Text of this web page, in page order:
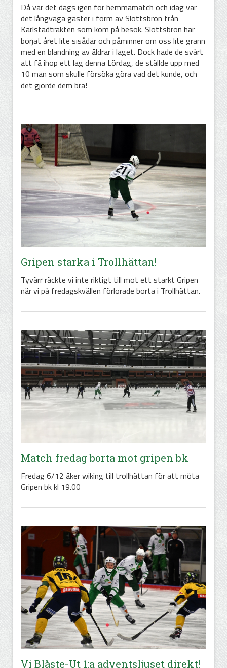
Då var det dags igen för hemmamatch och idag var
det långväga gäster i form av Slottsbron från
Karlstadtrakten som kom på besök. Slottsbron har
börjat året lite sisådär och påminner om oss lite grann
med en blandning av åldrar i laget. Dock hade de svårt
att få ihop ett lag denna Lördag, de ställde upp med
10 man som skulle försöka göra vad det kunde, och
det gjorde dem bra!
Gripen starka i Trollhättan!
Tyvärr räckte vi inte riktigt till mot ett starkt Gripen
när vi på fredagskvällen förlorade borta i Trollhättan.
Match fredag borta mot gripen bk
Fredag 6/12 åker wiking till trollhättan för att möta
Gripen bk kl 19.00
Vi Blåste-Ut 1:a adventsljuset direkt!